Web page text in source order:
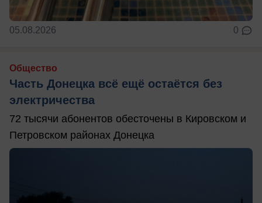
05.08.2026 0
Общество
Часть Донецка всё ещё остаётся без
электричества
72 тысячи абонентов обесточены в Кировском и
Петровском районах Донецка